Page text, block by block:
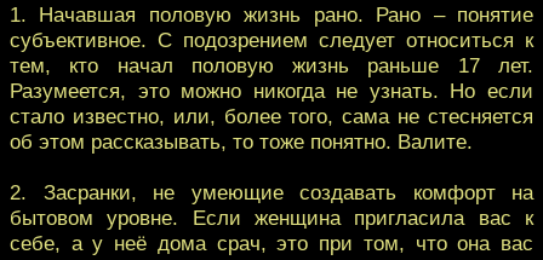
1. Начавшая половую жизнь рано. Рано – понятие
субъективное. С подозрением следует относиться к
тем, кто начал половую жизнь раньше 17 лет.
Разумеется, это можно никогда не узнать. Но если
стало известно, или, более того, сама не стесняется
об этом рассказывать, то тоже понятно. Валите.
2. Засранки, не умеющие создавать комфорт на
бытовом уровне. Если женщина пригласила вас к
себе, а у неё дома срач, это при том, что она вас